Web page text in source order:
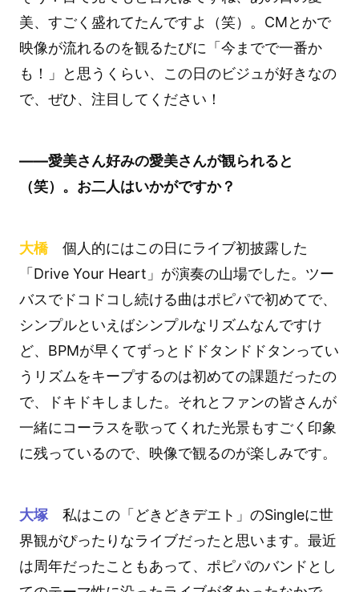
美、すごく盛れてたんですよ（笑）。CMとかで
映像が流れるのを観るたびに「今までで一番か
も！」と思うくらい、この日のビジュが好きなの
で、ぜひ、注目してください！
――愛美さん好みの愛美さんが観られると
（笑）。お二人はいかがですか？
大橋個人的にはこの日にライブ初披露した
「Drive Your Heart」が演奏の山場でした。ツー
バスでドコドコし続ける曲はポピパで初めてで、
シンプルといえばシンプルなリズムなんですけ
ど、BPMが早くてずっとドドタンドドタンってい
うリズムをキープするのは初めての課題だったの
で、ドキドキしました。それとファンの皆さんが
一緒にコーラスを歌ってくれた光景もすごく印象
に残っているので、映像で観るのが楽しみです。
大塚私はこの「どきどきデエト」のSingleに世
界観がぴったりなライブだったと思います。最近
は周年だったこともあって、ポピパのバンドとし